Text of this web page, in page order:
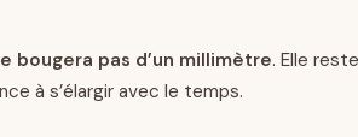
bougera pas d’un millimètre. Elle
à s’élargir avec le temps.